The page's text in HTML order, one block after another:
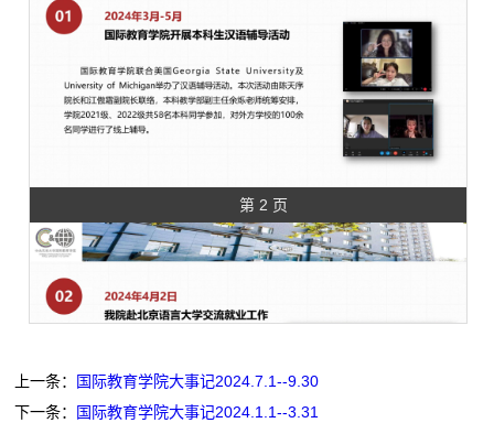
第 2 页
上一条： 国际教育学院大事记2024.7.1--9.30
下一条： 国际教育学院大事记2024.1.1--3.31